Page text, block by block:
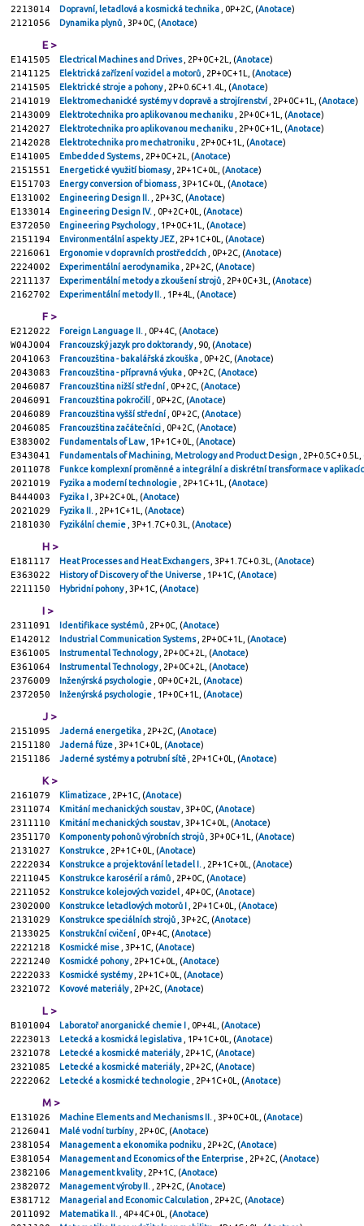
2213014 Dopravní, letadlová a kosmická technika , 0P+2C, (Anotace)
2121056 Dynamika plynů , 3P+0C, (Anotace)
E >
E141505 Electrical Machines and Drives , 2P+0C+2L, (Anotace)
2141125 Elektrická zařízení vozidel a motorů , 2P+0C+1L, (Anotace)
2141505 Elektrické stroje a pohony , 2P+0.6C+1.4L, (Anotace)
2141019 Elektromechanické systémy v dopravě a strojírenství , 2P+0C+1L, (Anotace)
2143009 Elektrotechnika pro aplikovanou mechaniku , 2P+0C+1L, (Anotace)
2142027 Elektrotechnika pro aplikovanou mechaniku , 2P+0C+1L, (Anotace)
2142028 Elektrotechnika pro mechatroniku , 2P+0C+1L, (Anotace)
E141005 Embedded Systems , 2P+0C+2L, (Anotace)
2151551 Energetické využití biomasy , 2P+1C+0L, (Anotace)
E151703 Energy conversion of biomass , 3P+1C+0L, (Anotace)
E131002 Engineering Design II. , 2P+3C, (Anotace)
E133014 Engineering Design IV. , 0P+2C+0L, (Anotace)
E372050 Engineering Psychology , 1P+0C+1L, (Anotace)
2151194 Environmentální aspekty JEZ , 2P+1C+0L, (Anotace)
2216061 Ergonomie v dopravních prostředcích , 0P+2C, (Anotace)
2224002 Experimentální aerodynamika , 2P+2C, (Anotace)
2211137 Experimentální metody a zkoušení strojů , 2P+0C+3L, (Anotace)
2162702 Experimentální metody II. , 1P+4L, (Anotace)
F >
E212022 Foreign Language II. , 0P+4C, (Anotace)
W04J004 Francouzský jazyk pro doktorandy , 90, (Anotace)
2041063 Francouzština - bakalářská zkouška , 0P+2C, (Anotace)
2043083 Francouzština - přípravná výuka , 0P+2C, (Anotace)
2046087 Francouzština nižší střední , 0P+2C, (Anotace)
2046091 Francouzština pokročilí , 0P+2C, (Anotace)
2046089 Francouzština vyšší střední , 0P+2C, (Anotace)
2046085 Francouzština začátečníci , 0P+2C, (Anotace)
E383002 Fundamentals of Law , 1P+1C+0L, (Anotace)
E343041 Fundamentals of Machining, Metrology and Product Design , 2P+0.5C+0.5L,
2011078 Funkce komplexní proměnné a integrální a diskrétní transformace v
2021019 Fyzika a moderní technologie , 2P+1C+1L, (Anotace)
B444003 Fyzika I , 3P+2C+0L, (Anotace)
2021029 Fyzika II. , 2P+1C+1L, (Anotace)
2181030 Fyzikální chemie , 3P+1.7C+0.3L, (Anotace)
H >
E181117 Heat Processes and Heat Exchangers , 3P+1.7C+0.3L, (Anotace)
E363022 History of Discovery of the Universe , 1P+1C, (Anotace)
2211150 Hybridní pohony , 3P+1C, (Anotace)
I >
2311091 Identifikace systémů , 2P+0C, (Anotace)
E142012 Industrial Communication Systems , 2P+0C+1L, (Anotace)
E361005 Instrumental Technology , 2P+0C+2L, (Anotace)
E361064 Instrumental Technology , 2P+0C+2L, (Anotace)
2376009 Inženýrská psychologie , 0P+0C+2L, (Anotace)
2372050 Inženýrská psychologie , 1P+0C+1L, (Anotace)
J >
2151095 Jaderná energetika , 2P+2C, (Anotace)
2151180 Jaderná fúze , 3P+1C+0L, (Anotace)
2151186 Jaderné systémy a potrubní sítě , 2P+1C+0L, (Anotace)
K >
2161079 Klimatizace , 2P+1C, (Anotace)
2311074 Kmitání mechanických soustav , 3P+0C, (Anotace)
2311110 Kmitání mechanických soustav , 3P+1C+0L, (Anotace)
2351170 Komponenty pohonů výrobních strojů , 3P+0C+1L, (Anotace)
2131027 Konstrukce , 2P+1C+0L, (Anotace)
2222034 Konstrukce a projektování letadel I. , 2P+1C+0L, (Anotace)
2211045 Konstrukce karosérií a rámů , 2P+0C, (Anotace)
2211052 Konstrukce kolejových vozidel , 4P+0C, (Anotace)
2302000 Konstrukce letadlových motorů I , 2P+1C+0L, (Anotace)
2131029 Konstrukce speciálních strojů , 3P+2C, (Anotace)
2133025 Konstrukční cvičení , 0P+4C, (Anotace)
2221218 Kosmické mise , 3P+1C, (Anotace)
2221240 Kosmické pohony , 2P+1C+0L, (Anotace)
2222033 Kosmické systémy , 2P+1C+0L, (Anotace)
2321072 Kovové materiály , 2P+2C, (Anotace)
L >
B101004 Laboratoř anorganické chemie I , 0P+4L, (Anotace)
2223013 Letecká a kosmická legislativa , 1P+1C+0L, (Anotace)
2321078 Letecké a kosmické materiály , 2P+1C, (Anotace)
2321085 Letecké a kosmické materiály , 2P+2C, (Anotace)
2222062 Letecké a kosmické technologie , 2P+1C+0L, (Anotace)
M >
E131026 Machine Elements and Mechanisms II. , 3P+0C+0L, (Anotace)
2126041 Malé vodní turbíny , 2P+0C, (Anotace)
2381054 Management a ekonomika podniku , 2P+2C, (Anotace)
E381054 Management and Economics of the Enterprise , 2P+2C, (Anotace)
2382106 Management kvality , 2P+1C, (Anotace)
2382072 Management výroby II. , 2P+2C, (Anotace)
E381712 Managerial and Economic Calculation , 2P+2C, (Anotace)
2011092 Matematika II. , 4P+4C+0L, (Anotace)